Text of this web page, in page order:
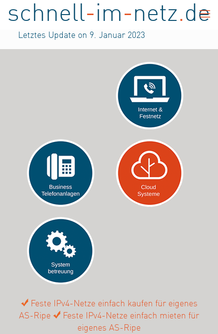
schnell-im-netz.de
Letztes Update on 9. Januar 2023
Feste IPv4-Netze einfach kaufen für eigenes
AS-Ripe
Feste IPv4-Netze einfach mieten für
eigenes AS-Ripe